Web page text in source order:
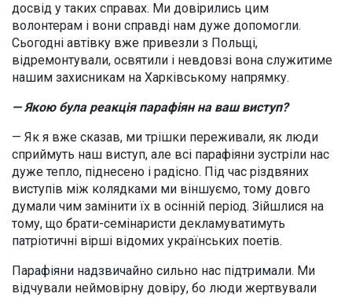
досвід у таких справах. Ми довірились цим
волонтерам і вони справді нам дуже допомогли.
Сьогодні автівку вже привезли з Польщі,
відремонтували, освятили і невдовзі вона служитиме
нашим захисникам на Харківському напрямку.
— Якою була реакція парафіян на ваш виступ?
— Як я вже сказав, ми трішки переживали, як люди
сприймуть наш виступ, але всі парафіяни зустріли нас
дуже тепло, піднесено і радісно. Під час різдвяних
виступів між колядками ми віншуємо, тому довго
думали чим замінити їх в осінній період. Зійшлися на
тому, що брати-семінаристи декламуватимуть
патріотичні вірші відомих українських поетів.
Парафіяни надзвичайно сильно нас підтримали. Ми
відчували неймовірну довіру, бо люди жертвували